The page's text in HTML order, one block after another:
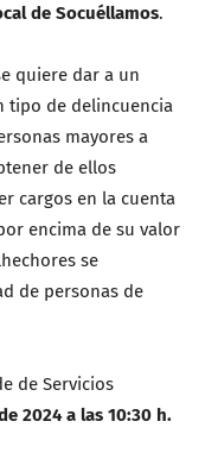
de Socuéllamos.
quiere dar a un
tipo de delincuencia
mayores a
de ellos
cargos en la cuenta
encima de su valor
se
de personas de
de Servicios
2024 a las 10:30 h.